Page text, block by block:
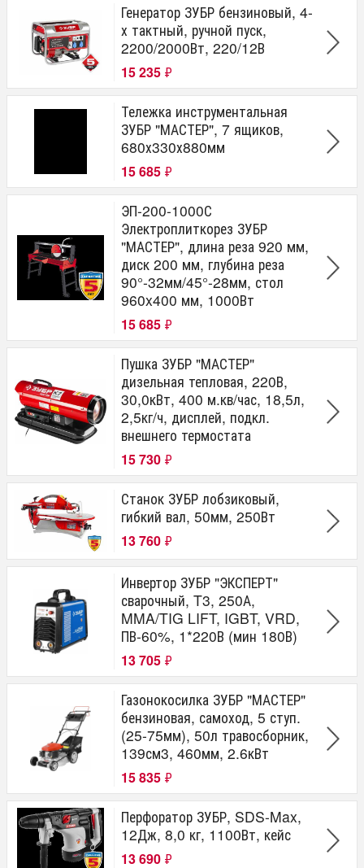
Генератор ЗУБР бензиновый, 4-
х тактный, ручной пуск,
2200/2000Вт, 220/12В
15 235 ₽
Тележка инструментальная
ЗУБР "МАСТЕР", 7 ящиков,
680х330х880мм
15 685 ₽
ЭП-200-1000С
Электроплиткорез ЗУБР
"МАСТЕР", длина реза 920 мм,
диск 200 мм, глубина реза
90°-32мм/45°-28мм, стол
960x400 мм, 1000Вт
15 685 ₽
Пушка ЗУБР "МАСТЕР"
дизельная тепловая, 220В,
30,0кВт, 400 м.кв/час, 18,5л,
2,5кг/ч, дисплей, подкл.
внешнего термостата
15 730 ₽
Станок ЗУБР лобзиковый,
гибкий вал, 50мм, 250Вт
13 760 ₽
Инвертор ЗУБР "ЭКСПЕРТ"
сварочный, T3, 250А,
MMA/TIG LIFT, IGBT, VRD,
ПВ-60%, 1*220В (мин 180В)
13 705 ₽
Газонокосилка ЗУБР "МАСТЕР"
бензиновая, самоход, 5 ступ.
(25-75мм), 50л травосборник,
139см3, 460мм, 2.6кВт
15 835 ₽
Перфоратор ЗУБР, SDS-Max,
12Дж, 8,0 кг, 1100Вт, кейс
13 690 ₽